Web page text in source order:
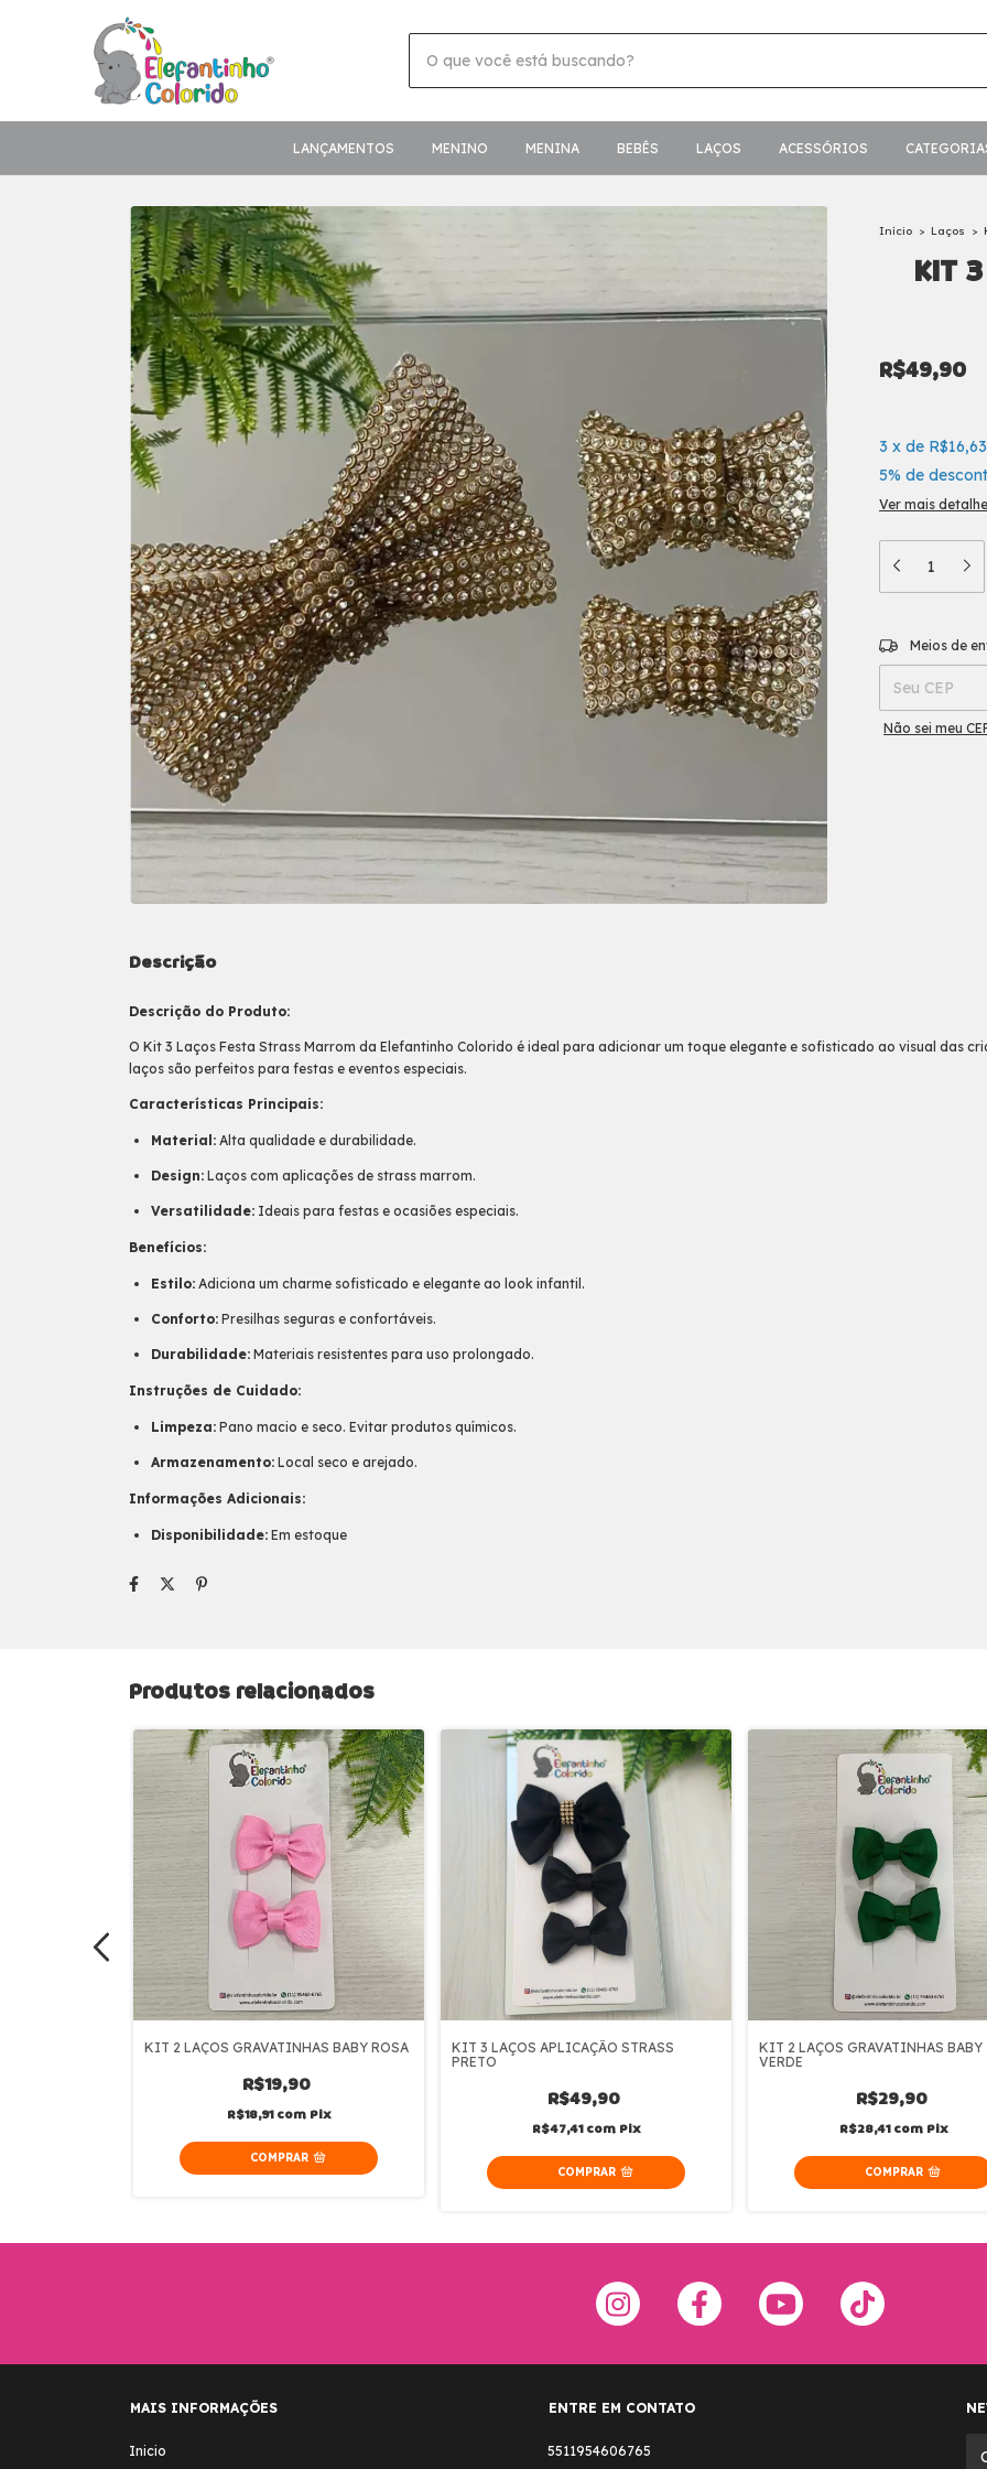
LANÇAMENTOS MENINO MENINA BEBÊS LAÇOS ACESSÓRIOS
Início > Laços >
KIT
R$49,90
3 x de R$16,63
5% de
Ver mais
Entregas para o
Meios de
Não sei meu
Descrição
Descrição do Produto:
O Kit 3 Laços Festa Strass Marrom da Elefantinho Colorido é ideal para adicionar um toque elegante e sofisticado ao visual das
laços são perfeitos para festas e eventos especiais.
Características Principais:
Material: Alta qualidade e durabilidade.
Design: Laços com aplicações de strass marrom.
Versatilidade: Ideais para festas e ocasiões especiais.
Benefícios:
Estilo: Adiciona um charme sofisticado e elegante ao look infantil.
Conforto: Presilhas seguras e confortáveis.
Durabilidade: Materiais resistentes para uso prolongado.
Instruções de Cuidado:
Limpeza: Pano macio e seco. Evitar produtos químicos.
Armazenamento: Local seco e arejado.
Informações Adicionais:
Disponibilidade: Em estoque
Produtos relacionados
KIT 2 LAÇOS GRAVATINHAS BABY ROSA
R$19,90
R$18,91com Pix
KIT 3 LAÇOS APLICAÇÃO STRASS
PRETO
R$49,90
R$47,41com Pix
KIT 2 LAÇOS GRAVATINHAS BABY
VERDE
R$29,90
R$28,41com Pix
MAIS INFORMAÇÕES
Inicio
ENTRE EM CONTATO
5511954606765